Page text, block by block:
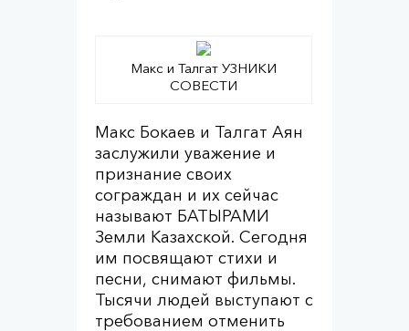
Макс и Талгат УЗНИКИ
СОВЕСТИ
Макс Бокаев и Талгат Аян
заслужили уважение и
признание своих
сограждан и их сейчас
называют БАТЫРАМИ
Земли Казахской. Сегодня
им посвящают стихи и
песни, снимают фильмы.
Тысячи людей выступают с
требованием отменить